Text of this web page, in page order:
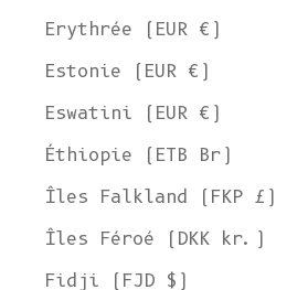
Erythrée (EUR €)
Estonie (EUR €)
Eswatini (EUR €)
Éthiopie (ETB Br)
Îles Falkland (FKP £)
Îles Féroé (DKK kr.)
Fidji (FJD $)